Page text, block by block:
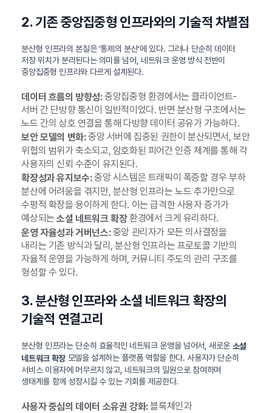
2. 기존 중앙집중형 인프라와의 기술적 차별점
분산형 인프라의 본질은 ‘통제의 분산’에 있다. 그러나 단순히 데이터
저장 위치가 분리된다는 의미를 넘어, 네트워크 운영 방식 전반이
중앙집중형 인프라와 다르게 설계된다.
데이터 흐름의 방향성:중앙집중형 환경에서는 클라이언트-
서버 간 단방향 통신이 일반적이었다. 반면 분산형 구조에서는
노드 간의 상호 연결을 통해 다방향 데이터 공유가 가능하다.
보안 모델의 변화:중앙 서버에 집중된 권한이 분산되면서, 보안
위협의 범위가 축소되고, 암호화된 피어간 인증 체계를 통해 각
사용자의 신뢰 수준이 유지된다.
확장성과 유지보수:중앙 시스템은 트래픽이 폭증할 경우 부하
분산에 어려움을 겪지만, 분산형 인프라는 노드 추가만으로
수평적 확장을 용이하게 한다. 이는 급격한 사용자 증가가
예상되는소셜 네트워크 확장환경에서 크게 유리하다.
운영 자율성과 거버넌스:중앙 관리자가 모든 의사결정을
내리는 기존 방식과 달리, 분산형 인프라는 프로토콜 기반의
자율적 운영을 가능하게 하며, 커뮤니티 주도의 관리 구조를
형성할 수 있다.
3. 분산형 인프라와 소셜 네트워크 확장의
기술적 연결고리
분산형 인프라는 단순히 효율적인 네트워크 운영을 넘어서, 새로운 소셜
네트워크 확장모델을 설계하는 플랫폼 역할을 한다. 사용자가 단순히
서비스 이용자에 머무르지 않고, 네트워크의 일원으로 참여하며
생태계를 함께 성장시킬 수 있는 기회를 제공한다.
사용자 중심의 데이터 소유권 강화:블록체인과